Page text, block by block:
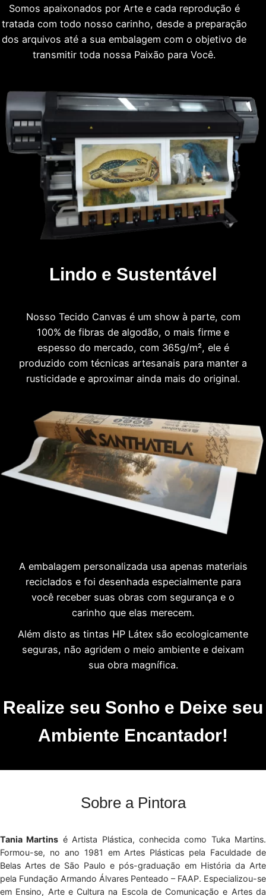
Somos apaixonados por Arte e cada reprodução é
tratada com todo nosso carinho, desde a preparação
dos arquivos até a sua embalagem com o objetivo de
transmitir toda nossa Paixão para Você.
Lindo e Sustentável
Nosso Tecido Canvas é um show à parte, com
100% de fibras de algodão, o mais firme e
espesso do mercado, com 365g/m², ele é
produzido com técnicas artesanais para manter a
rusticidade e aproximar ainda mais do original.
A embalagem personalizada usa apenas materiais
reciclados e foi desenhada especialmente para
você receber suas obras com segurança e o
carinho que elas merecem.
Além disto as tintas HP Látex são ecologicamente
seguras, não agridem o meio ambiente e deixam
sua obra magnífica.
Realize seu Sonho e Deixe seu
Ambiente Encantador!
Sobre a Pintora
Tania Martins é Artista Plástica, conhecida como Tuka Martins.
Formou-se, no ano 1981 em Artes Plásticas pela Faculdade de
Belas Artes de São Paulo e pós-graduação em História da Arte
pela Fundação Armando Álvares Penteado – FAAP. Especializou-se
em Ensino, Arte e Cultura na Escola de Comunicação e Artes da